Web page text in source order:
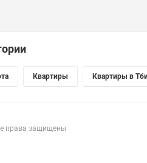
Квартиры Квартиры в
права защищены